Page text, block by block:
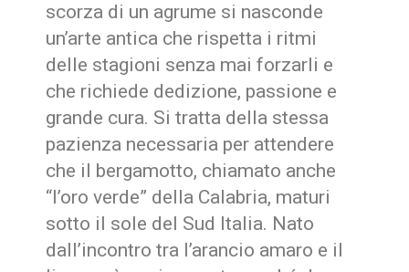
scorza di un agrume si nasconde
un’arte antica che rispetta i ritmi
delle stagioni senza mai forzarli e
che richiede dedizione, passione e
grande cura. Si tratta della stessa
pazienza necessaria per attendere
che il bergamotto, chiamato anche
“l’oro verde” della Calabria, maturi
sotto il sole del Sud Italia. Nato
dall’incontro tra l’arancio amaro e il